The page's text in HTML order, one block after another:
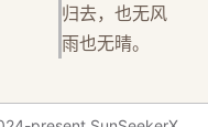
归去，也无风
雨也无晴。